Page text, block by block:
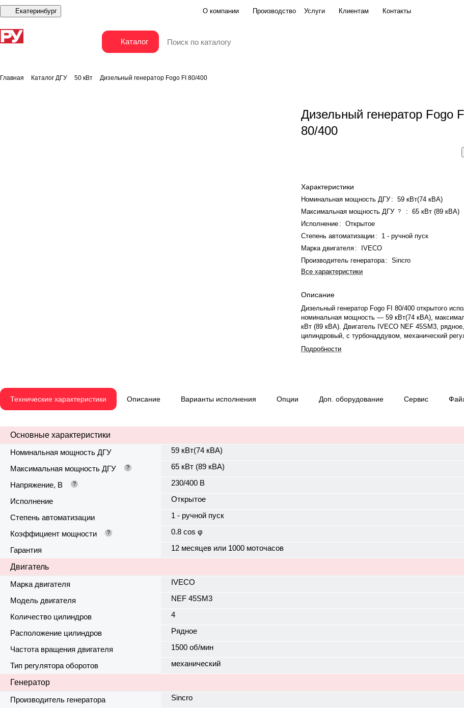
Екатеринбург О компании Производство Услуги Клиентам Контакты
Каталог
Главная Каталог ДГУ 50 кВт Дизельный генератор Fogo FI 80/400
Дизельный генератор Fogo
80/400
Дизельный генератор Fogo FI 80/400
Характеристики
Номинальная мощность ДГУ:
59 кВт(74 кВА)
Максимальная мощность ДГУ ? :
65 кВт (89 кВА)
Исполнение :
Открытое
Степень автоматизации :
1 - ручной пуск
Марка двигателя :
IVECO
Производитель генератора:
Sincro
Все характеристики
Описание
Дизельный генератор Fogo FI 80/400 открытого
номинальная мощность — 59 кВт(74 кВА),
кВт (89 кВА). Двигатель IVECO NEF 45SM3,
цилиндровый, с турбонаддувом, механический
оборотов. Система охлаждения — жидкостная.
вращения — 1500 об/мин. Генератор синхронный, 3-
Подробности
Технические характеристики Описание Варианты исполнения Опции Доп. оборудование Сервис
Основные характеристики
Номинальная мощность ДГУ
59 кВт(74 кВА)
Максимальная мощность ДГУ ? 65 кВт (89 кВА)
Напряжение, В ? 230/400 В
Исполнение Открытое
Степень автоматизации 1 - ручной пуск
Коэффициент мощности ? 0.8 cos φ
Гарантия 12 месяцев или 1000 моточасов
Двигатель
Марка двигателя
IVECO
Модель двигателя NEF 45SM3
Количество цилиндров 4
Расположение цилиндров Рядное
Частота вращения двигателя 1500 об/мин
Тип регулятора оборотов механический
Генератор
Производитель генератора
Sincro